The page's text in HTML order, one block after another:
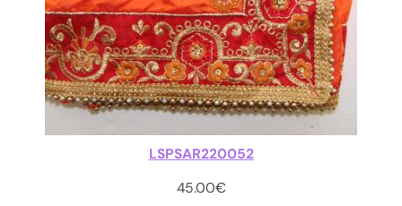
LSPSAR220052
45.00€